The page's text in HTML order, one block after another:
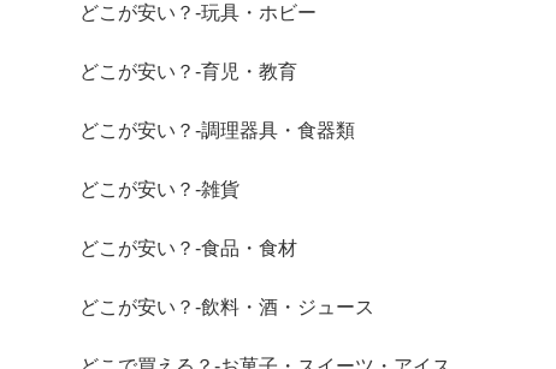
どこが安い？-玩具・ホビー
どこが安い？-育児・教育
どこが安い？-調理器具・食器類
どこが安い？-雑貨
どこが安い？-食品・食材
どこが安い？-飲料・酒・ジュース